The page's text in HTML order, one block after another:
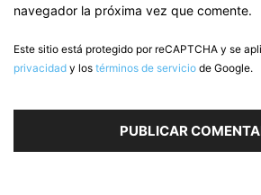
navegador la próxima vez que comente.
Este sitio está protegido por reCAPTCHA y se
privacidad y los términos de servicio de Google.